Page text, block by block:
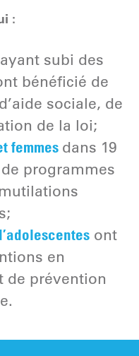
:
ayant subi des
bénéficié de
sociale, de
de la loi;
femmes dans 19
programmes
ont
en
de prévention